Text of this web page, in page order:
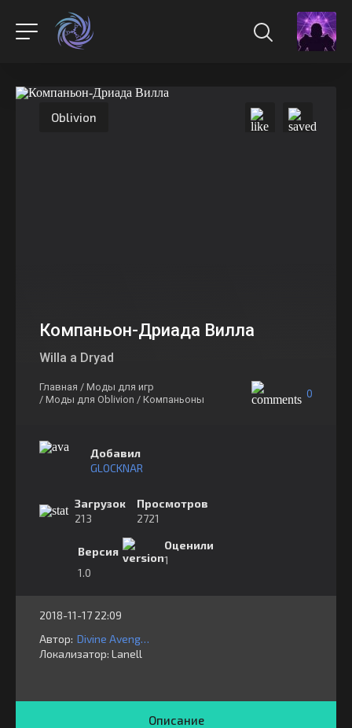
Oblivion
Компаньон-Дриада Вилла
Willa a Dryad
Главная / Моды для игр
/ Моды для Oblivion / Компаньоны 0
Добавил
GLOCKNAR
Загрузок
213
Просмотров
2721
Версия
1.0
Оценили
1
2018-11-17 22:09
Автор:
Divine Avenger &
Локализатор: ⁣⁣⁣Lanell
Описание